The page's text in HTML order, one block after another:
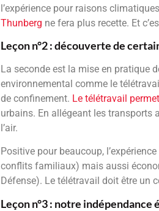
l’expérience pour raisons
Thunberg ne fera plus recette. Et
Leçon n°2 : découverte de
La seconde est la mise en pratique
environnemental comme le
de confinement. Le télétravail permet
urbains. En allégeant les
l’air.
Positive pour beaucoup,
conflits familiaux) mais aussi
Défense). Le télétravail doit être un
Leçon n°3 : notre